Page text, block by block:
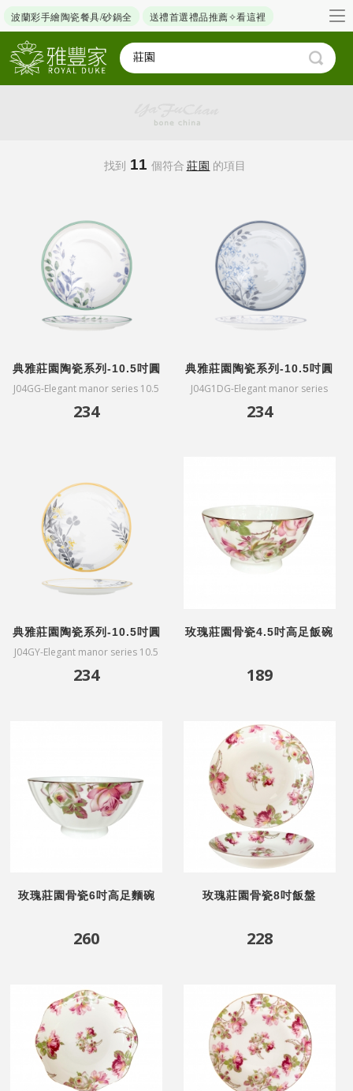
波蘭彩手繪陶瓷餐具/砂鍋全 送禮首選禮品推薦✧看這裡
找到 11 個符合 莊園 的項目
典雅莊園陶瓷系列-10.5吋圓
盤-綠花
J04GG-Elegant manor series 10.5
234
典雅莊園陶瓷系列-10.5吋圓
盤-藍花
J04G1DG-Elegant manor series
234
典雅莊園陶瓷系列-10.5吋圓
盤-黃花
J04GY-Elegant manor series 10.5
234
玫瑰莊園骨瓷4.5吋高足飯碗
189
玫瑰莊園骨瓷6吋高足麵碗
260
玫瑰莊園骨瓷8吋飯盤
228